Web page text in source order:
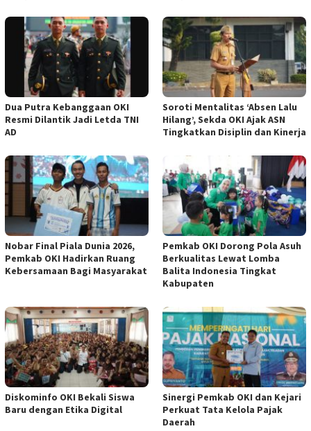
Dua Putra Kebanggaan OKI
Resmi Dilantik Jadi Letda TNI
AD
Soroti Mentalitas ‘Absen Lalu
Hilang’, Sekda OKI Ajak ASN
Tingkatkan Disiplin dan Kinerja
Nobar Final Piala Dunia 2026,
Pemkab OKI Hadirkan Ruang
Kebersamaan Bagi Masyarakat
Pemkab OKI Dorong Pola Asuh
Berkualitas Lewat Lomba
Balita Indonesia Tingkat
Kabupaten
Diskominfo OKI Bekali Siswa
Baru dengan Etika Digital
Sinergi Pemkab OKI dan Kejari
Perkuat Tata Kelola Pajak
Daerah